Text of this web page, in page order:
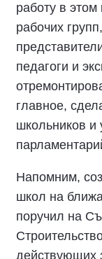
работу в
рабочих
педагоги и
главное,
школьников и
Напомним,
школ на
поручил на
действующих